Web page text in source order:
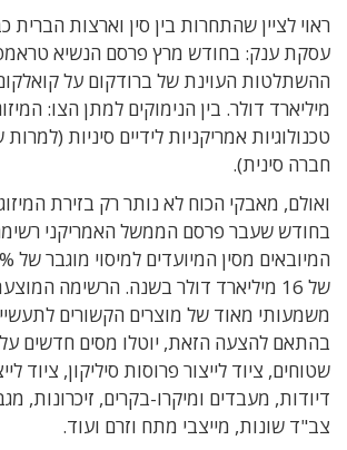
ראוי לציין שהתחרות בין סין וארצות הברית
עסקת ענק: בחודש מרץ פרסם הנשיא
מיליארד דולר. בין הנימוקים למתן הצו:
טכנולוגיות אמריקניות לידיים סיניות
חברה סינית).
ואולם, מאבקי הכוח לא נותר רק בזירת
בחודש שעבר פרסם הממשל האמריקני
של 16 מיליארד דולר בשנה. הרשימה
משמעותי מאוד של מוצרים הקשורים
בהתאם להצעה הזאת, יוטלו מסים חדשים על
שטוחים, ציוד לייצור פרוסות סיליקון, ציוד
דיודות, מעבדים ומיקרו-בקרים, זיכרונות,
צב"ד שונות, מייצבי מתח וזרם ועוד.